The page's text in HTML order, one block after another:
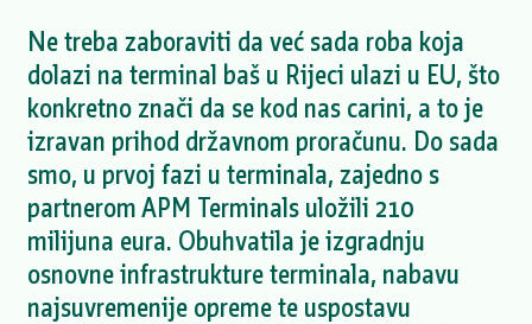
Ne treba zaboraviti da već sada roba koja
dolazi na terminal baš u Rijeci ulazi u EU, što
konkretno znači da se kod nas carini, a to je
izravan prihod državnom proračunu. Do sada
smo, u prvoj fazi u terminala, zajedno s
partnerom APM Terminals uložili 210
milijuna eura. Obuhvatila je izgradnju
osnovne infrastrukture terminala, nabavu
najsuvremenije opreme te uspostavu